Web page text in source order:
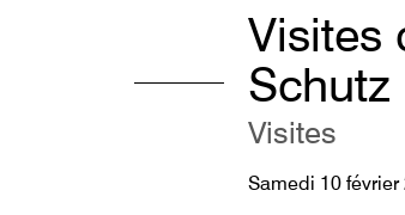
Visites
Schutz
Visites
Samedi 10 février